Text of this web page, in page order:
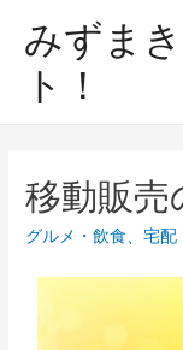
みずま
ト！
移動販売
グルメ・飲食、宅配